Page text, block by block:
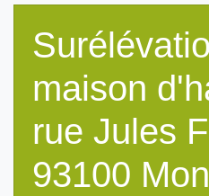
maison
rue Jules
93100